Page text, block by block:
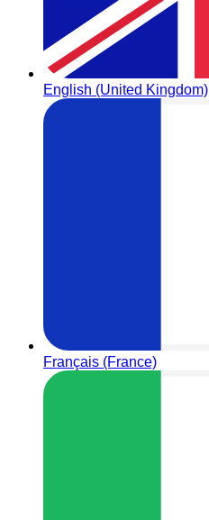
English (United Kingdom)
Français (France)